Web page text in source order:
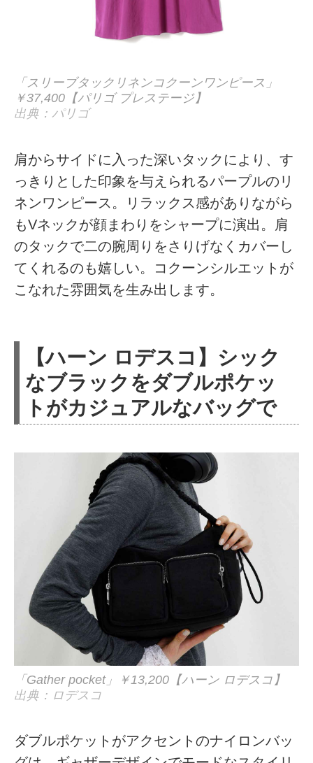
「スリーブタックリネンコクーンワンピース」
￥37,400【パリゴ プレステージ】
出典：パリゴ
肩からサイドに入った深いタックにより、す
っきりとした印象を与えられるパープルのリ
ネンワンピース。リラックス感がありながら
もVネックが顔まわりをシャープに演出。肩
のタックで二の腕周りをさりげなくカバーし
てくれるのも嬉しい。コクーンシルエットが
こなれた雰囲気を生み出します。
【ハーン ロデスコ】シック
なブラックをダブルポケッ
トがカジュアルなバッグで
「Gather pocket」￥13,200【ハーン ロデスコ】
出典：ロデスコ
ダブルポケットがアクセントのナイロンバッ